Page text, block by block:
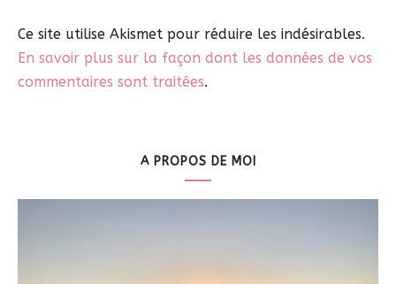
Ce site utilise Akismet pour réduire les indésirables.
En savoir plus sur la façon dont les données de vos
commentaires sont traitées.
A PROPOS DE MOI